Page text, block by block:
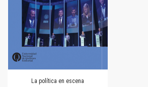
La política en escena